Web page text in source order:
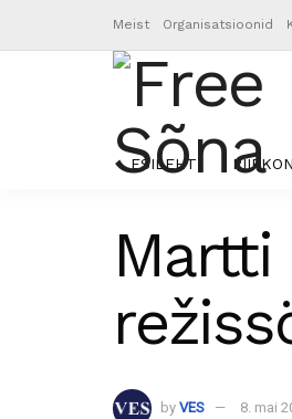
Meist Organisatsioonid
ESILEHT
Martti
by VES 8. mai